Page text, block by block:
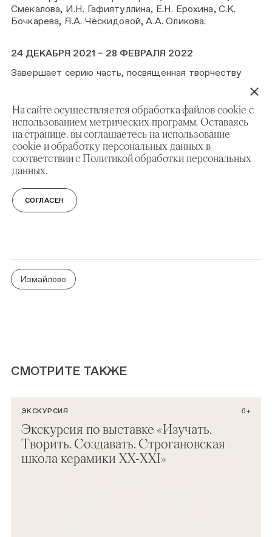
На сайте осуществляется обработка файлов cookie с
использованием метрических программ. Оставаясь
на странице, вы соглашаетесь на использование
cookie и обработку персональных данных в
соответствии с Политикой обработки персональных
данных.
СОГЛАСЕН
Смекалова, И.Н. Гафиятуллина, Е.Н. Ерохина, С.К.
Бочкарева, Я.А. Ческидовой, А.А. Оликова.
24 ДЕКАБРЯ 2021 – 28 ФЕВРАЛЯ 2022
Завершает серию часть, посвященная творчеству
авангардные техники. Представлены работы Н.Н.
Иванова, Ю.Я. Гилева, В.А. Бартенева, В.В. Газукина,
А.А. Курилова.
ОБРАЩАЕМ ВАШЕ ВНИМАНИЕ, ЧТО ДЛЯ ВХОДА НА
ВЫСТАВКУ НЕОБХОДИМ QR-КОД,
ПОДТВЕРЖДАЮЩИЙ ПРОЙДЕННУЮ ВАКЦИНАЦИЮ
ИЛИ НАЛИЧИЕ ОТРИЦАТЕЛЬНОГО ПЦР-ТЕСТА
(ИЛИ ФАКТ ПЕРЕНЕСЕННОЙ БОЛЕЗНИ).
Измайлово
СМОТРИТЕ ТАКЖЕ
ЭКСКУРСИЯ 6+
Экскурсия по выставке «Изучать.
Творить. Создавать. Строгановская
школа керамики ХХ-XXI»